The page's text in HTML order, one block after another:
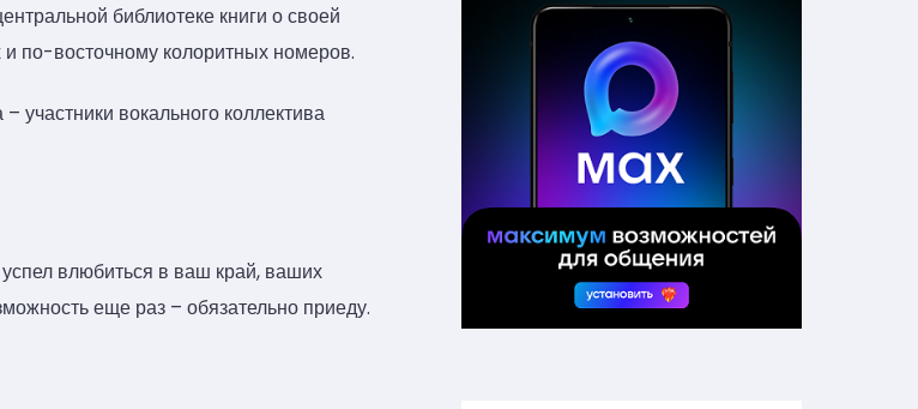
библиотеке книги о своей
по-восточному колоритных номеров.
вокального коллектива
влюбиться в ваш край, ваших
еще раз – обязательно приеду.